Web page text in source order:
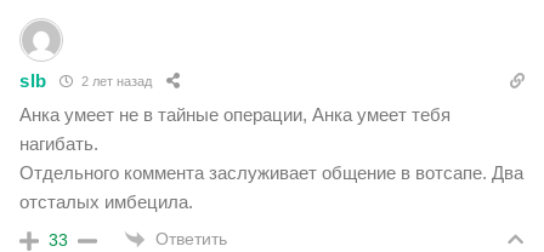
slb 2 лет назад
Анка умеет не в тайные операции, Анка умеет тебя
нагибать.
Отдельного коммента заслуживает общение в вотсапе. Два
отсталых имбецила.
33 Ответить